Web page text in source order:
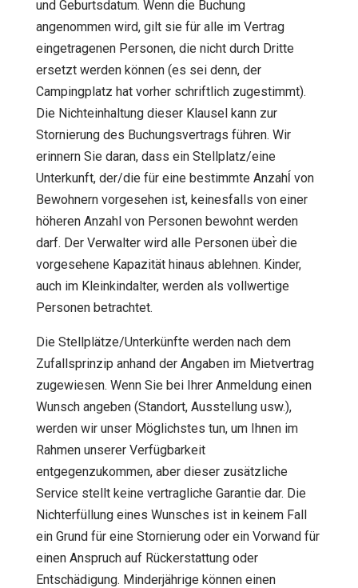
und Geburtsdatum. Wenn die Buchung
angenommen wird, gilt sie für alle im Vertrag
eingetragenen Personen, die nicht durch Dritte
ersetzt werden können (es sei denn, der
Campingplatz hat vorher schriftlich zugestimmt).
Die Nichteinhaltung dieser Klausel kann zur
Stornierung des Buchungsvertrags führen. Wir
erinnern Sie daran, dass ein Stellplatz/eine
Unterkunft, der/die für eine bestimmte Anzahĺ von
Bewohnern vorgesehen ist, keinesfalls von einer
höheren Anzahl von Personen bewohnt werden
darf. Der Verwalter wird alle Personen über̀ die
vorgesehene Kapazität hinaus ablehnen. Kinder,
auch im Kleinkindalter, werden als vollwertige
Personen betrachtet.
Die Stellplätze/Unterkünfte werden nach dem
Zufallsprinzip anhand der Angaben im Mietvertrag
zugewiesen. Wenn Sie bei Ihrer Anmeldung einen
Wunsch angeben (Standort, Ausstellung usw.),
werden wir unser Möglichstes tun, um Ihnen im
Rahmen unserer Verfügbarkeit
entgegenzukommen, aber dieser zusätzliche
Service stellt keine vertragliche Garantie dar. Die
Nichterfüllung eines Wunsches ist in keinem Fall
ein Grund für eine Stornierung oder ein Vorwand für
einen Anspruch auf Rückerstattung oder
Entschädigung. Minderjährige können einen